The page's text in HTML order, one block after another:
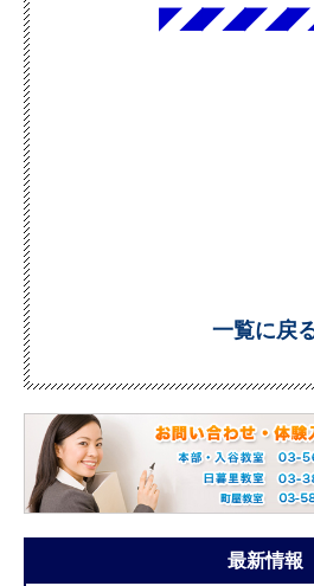
一覧に戻
最新情報